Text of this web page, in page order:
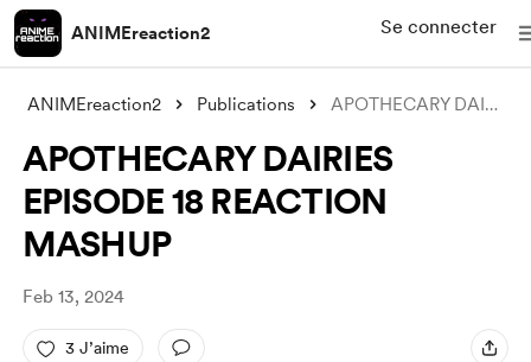
ANIMEreaction2 Se connecter
ANIMEreaction2 Publications APOTHECARY DAIRIES EPISODE 18 REACTION M
APOTHECARY DAIRIES
EPISODE 18 REACTION
MASHUP
Feb 13, 2024
3 J’aime